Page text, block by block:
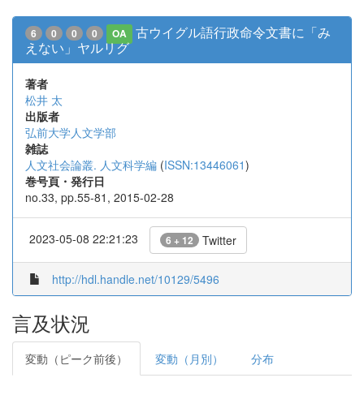
6 0 0 0 OA
古ウイグル語行政命令文書に「み
えない」ヤルリグ
著者
松井 太
出版者
弘前大学人文学部
雑誌
人文社会論叢. 人文科学編 (ISSN:13446061)
巻号頁・発行日
no.33, pp.55-81, 2015-02-28
2023-05-08 22:21:23 6 + 12 Twitter
http://hdl.handle.net/10129/5496
言及状況
変動（ピーク前後） 変動（月別） 分布